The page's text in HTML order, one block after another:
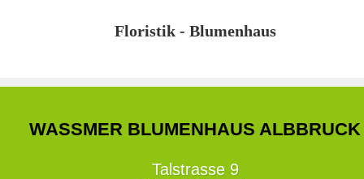
Floristik - Blumenhaus
WASSMER BLUMENHAUS ALBBRUCK
Talstrasse 9